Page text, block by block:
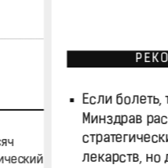
Если болеть,
Минздрав
лекарств, но